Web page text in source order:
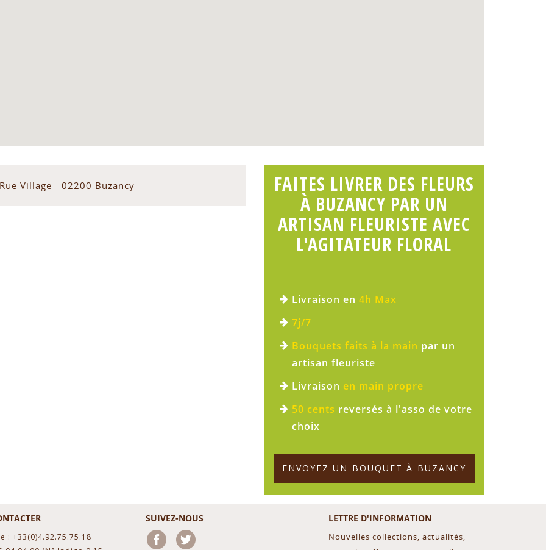
Village - 02200 Buzancy
FAITES LIVRER DES FLEURS
À BUZANCY PAR UN
ARTISAN FLEURISTE AVEC
L'AGITATEUR FLORAL
Livraison en 4h Max
7j/7
Bouquets faits à la main par un
artisan fleuriste
Livraison en main propre
50 cents reversés à l'asso de votre
choix
ENVOYEZ UN BOUQUET À BUZANCY
: +33(0)4.92.75.75.18
SUIVEZ-NOUS
Facebook
LETTRE D'INFORMATION
Nouvelles collections, actualités,